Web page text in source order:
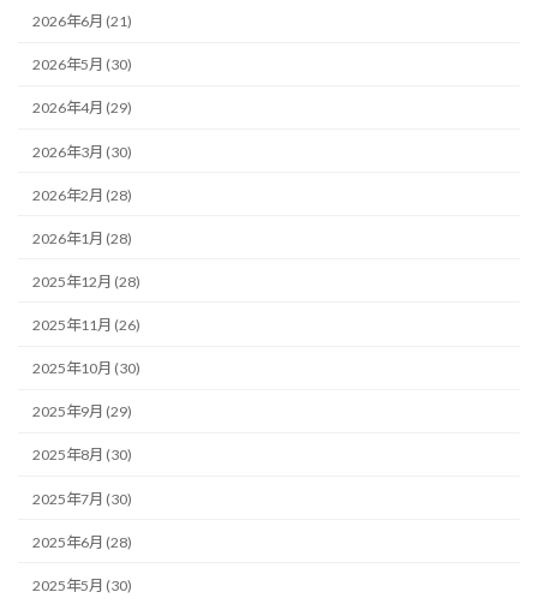
2026年6月 (21)
2026年5月 (30)
2026年4月 (29)
2026年3月 (30)
2026年2月 (28)
2026年1月 (28)
2025年12月 (28)
2025年11月 (26)
2025年10月 (30)
2025年9月 (29)
2025年8月 (30)
2025年7月 (30)
2025年6月 (28)
2025年5月 (30)